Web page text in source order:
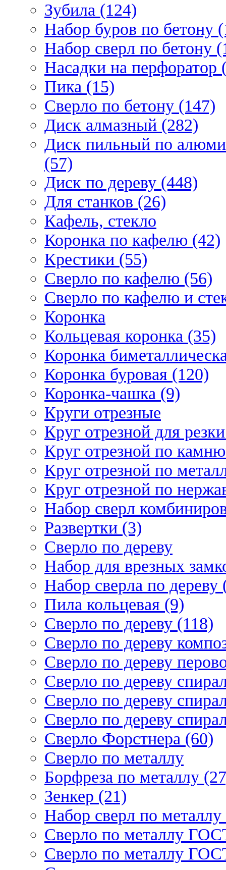
Зубила (124)
Набор буров по бетону
Набор сверл по бетону
Насадки на перфоратор
Пика (15)
Сверло по бетону (147)
Диск алмазный (282)
Диск пильный по
(57)
Диск по дереву (448)
Для станков (26)
Кафель, стекло
Коронка по кафелю (42)
Крестики (55)
Сверло по кафелю (56)
Сверло по кафелю и
Коронка
Кольцевая коронка (35)
Коронка
Коронка буровая (120)
Коронка-чашка (9)
Круги отрезные
Круг отрезной для
Круг отрезной по
Круг отрезной по
Круг отрезной по
Набор сверл
Развертки (3)
Сверло по дереву
Набор для врезных
Набор сверла по дереву
Пила кольцевая (9)
Сверло по дереву (118)
Сверло по дереву
Сверло по дереву
Сверло по дереву
Сверло по дереву
Сверло по дереву
Сверло Форстнера (60)
Сверло по металлу
Борфреза по металлу
Зенкер (21)
Набор сверл по
Сверло по металлу
Сверло по металлу